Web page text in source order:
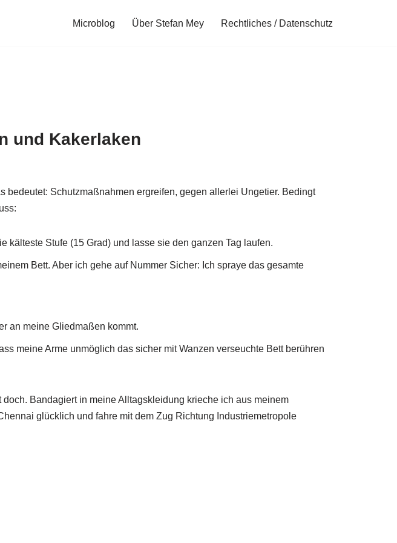
Microblog Über Stefan Mey Rechtliches / Datenschutz
und Kakerlaken
Schutzmaßnahmen ergreifen, gegen allerlei Ungetier. Bedingt
Stufe (15 Grad) und lasse sie den ganzen Tag laufen.
Bett. Aber ich gehe auf Nummer Sicher: Ich spraye das gesamte
an meine Gliedmaßen kommt.
meine Arme unmöglich das sicher mit Wanzen verseuchte Bett berühren
Bandagiert in meine Alltagskleidung krieche ich aus meinem
glücklich und fahre mit dem Zug Richtung Industriemetropole